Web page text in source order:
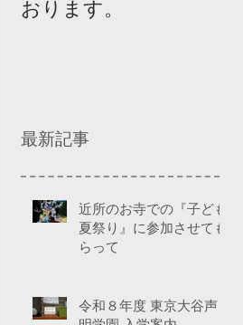
おります。
最新記事
近所のお寺での『子ども
夏祭り』に参加させても
らって
令和８年度 東京大谷声